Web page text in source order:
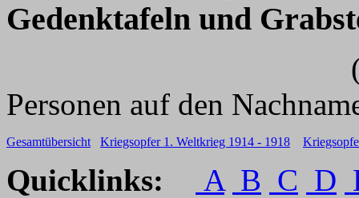
Gedenktafeln und
(Für weitere
Personen auf den
Gesamtübersicht Kriegsopfer 1. Weltkrieg 1914 - 1918
Quicklinks: A B C D